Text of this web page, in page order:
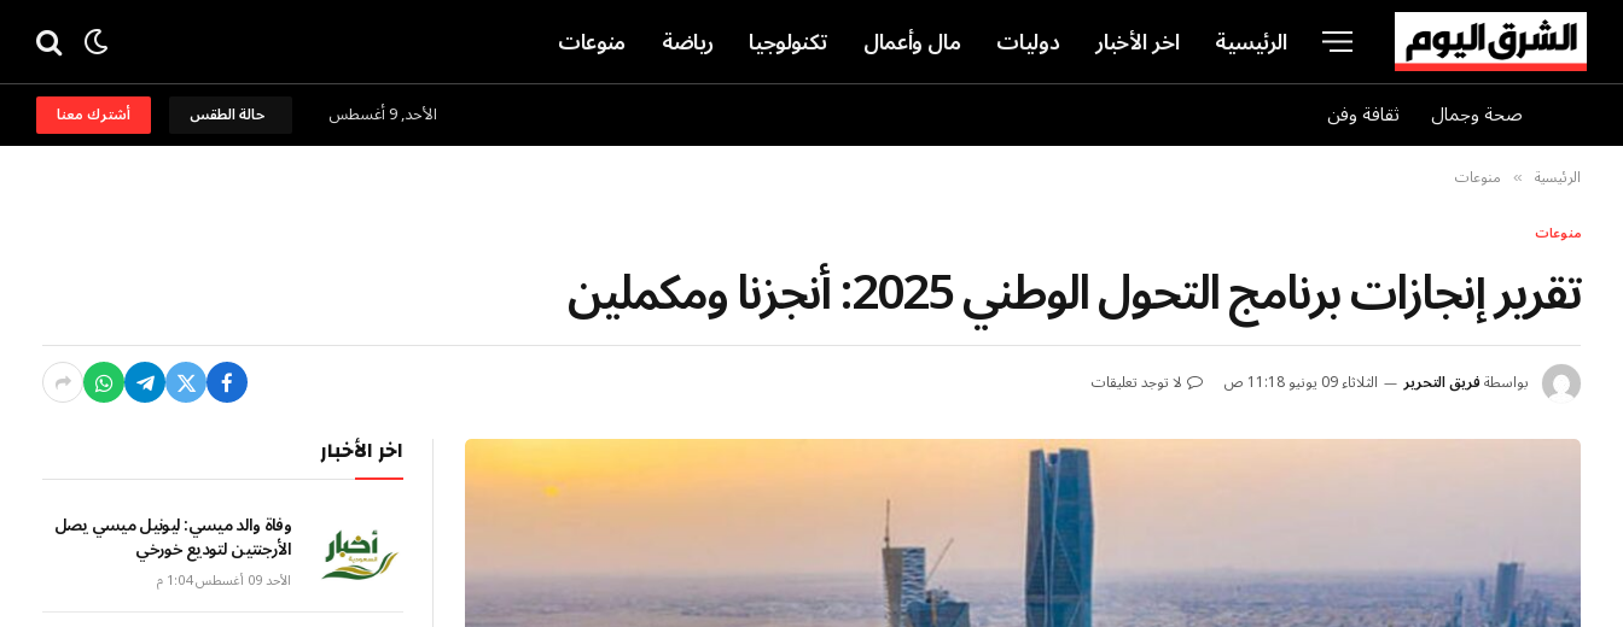
الرئيسية اخر الأخبار دوليات مال وأعمال تكنولوجيا رياضة منوعات
صحة وجمال ثقافة وفن الأحد, 9 أغسطس حالة الطقس أشترك معنا
الرئيسية » منوعات
منوعات
تقرير إنجازات برنامج التحول الوطني 2025: أنجزنا ومكملين
بواسطةفريق التحرير الثلاثاء 09 يونيو 11:18 ص لا توجد تعليقات
اخر الأخبار
وفاة والد ميسي: ليونيل ميسي يصل
الأرجنتين لتوديع خورخي
الأحد 09 أغسطس 1:04 م